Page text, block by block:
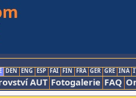
DEN ENG ESP FAI FIN FRA GER GRE INA
AUT Fotogalerie FAQ